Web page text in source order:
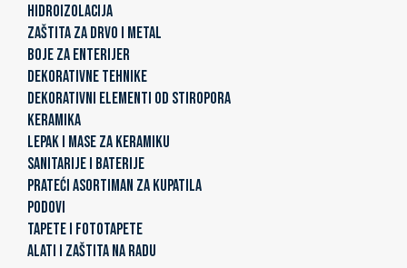
HIDROIZOLACIJA
ZAŠTITA ZA DRVO I METAL
BOJE ZA ENTERIJER
DEKORATIVNE TEHNIKE
DEKORATIVNI ELEMENTI OD STIROPORA
KERAMIKA
LEPAK I MASE ZA KERAMIKU
SANITARIJE I BATERIJE
PRATEĆI ASORTIMAN ZA KUPATILA
PODOVI
TAPETE I FOTOTAPETE
ALATI I ZAŠTITA NA RADU